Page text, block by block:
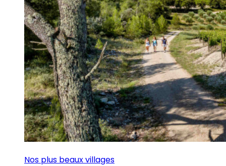
Nos plus beaux villages